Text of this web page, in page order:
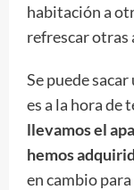
habitación a
refrescar otras
Se puede
es a la hora de
llevamos el
hemos
en cambio